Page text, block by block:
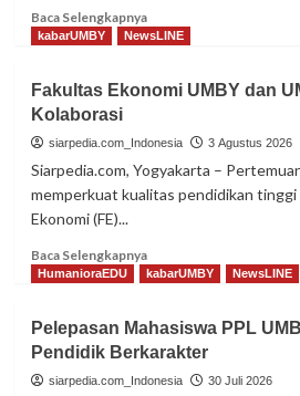
Inovasi
Baca SelengkapnyaRead
more
Terpadu
Si
Cangkring,
UMBY
Dampingi
Tracking
kabarUMBY NewsLINE
Fakultas Ekonomi UMBY dan
Kolaborasi
siarpedia.com_Indonesia 3 Agustus 2026
Siarpedia.com, Yogyakarta –
memperkuat kualitas pendidikan tinggi
Ekonomi (FE)...
Baca SelengkapnyaRead
more
Ekonomi
UMBY
dan
HumanioraEDU kabarUMBY NewsLINE
Pelepasan Mahasiswa PPL
Pendidik Berkarakter
siarpedia.com_Indonesia 30 Juli 2026